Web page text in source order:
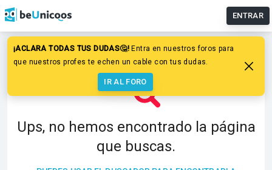
ENTRAR
¡ACLARA TODAS TUS DUDAS🤔! Entra en nuestros foros para
que nuestros profes te echen un cable con tus dudas.
IR AL FORO
Ups, no hemos encontrado la página
que buscas.